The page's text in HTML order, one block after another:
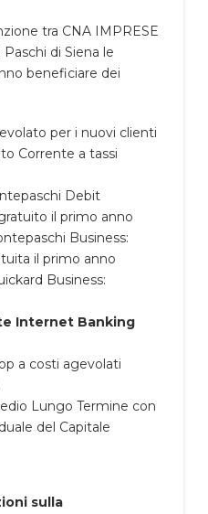
tra CNA IMPRESE
di Siena le
beneficiare dei
per i nuovi clienti
Corrente a tassi
Debit
il primo anno
Business:
il primo anno
Business:
Internet Banking
a costi agevolati
Lungo Termine con
del Capitale
sulla